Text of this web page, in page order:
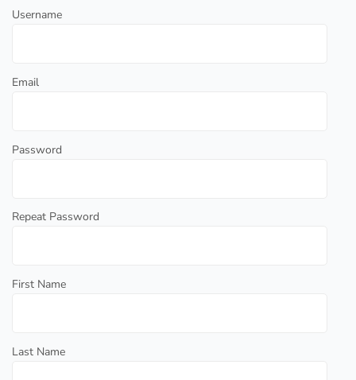
Username
Email
Password
Repeat Password
First Name
Last Name